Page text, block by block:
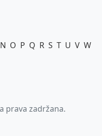
N O P Q R S T U V W
prava zadržana.